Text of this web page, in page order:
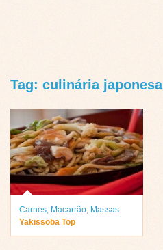
Tag: culinária japonesa
Carnes Macarrão Massas
Yakissoba Top